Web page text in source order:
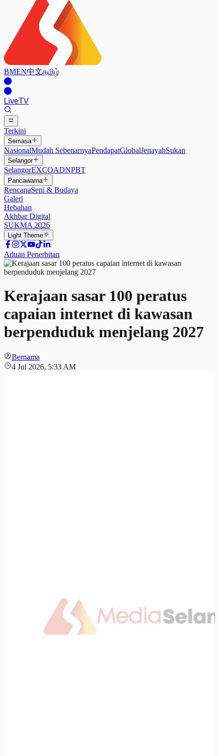
BMEN中文தமிழ்
LiveTV
Terkini
Semasa
NasionalMudah SebenarnyaPendapatGlobalJenayahSukan
Selangor
SelangorEXCOADNPBT
Pancawarna
RencanaSeni & Budaya
Galeri
Hebahan
Akhbar Digital
SUKMA 2026
Light Theme
Aduan Penerbitan
Kerajaan sasar 100 peratus
capaian internet di kawasan
berpenduduk menjelang 2027
Bernama
4 Jul 2026, 5:33 AM